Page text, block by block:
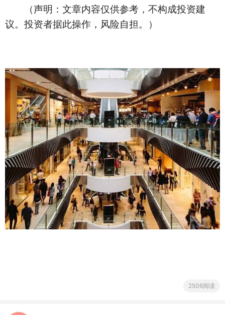
（声明：文章内容仅供参考，不构成投资建
议。投资者据此操作，风险自担。）
2506阅读